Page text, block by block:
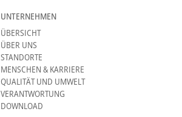
UNTERNEHMEN
ÜBERSICHT
ÜBER UNS
STANDORTE
MENSCHEN & KARRIERE
QUALITÄT UND UMWELT
VERANTWORTUNG
DOWNLOAD